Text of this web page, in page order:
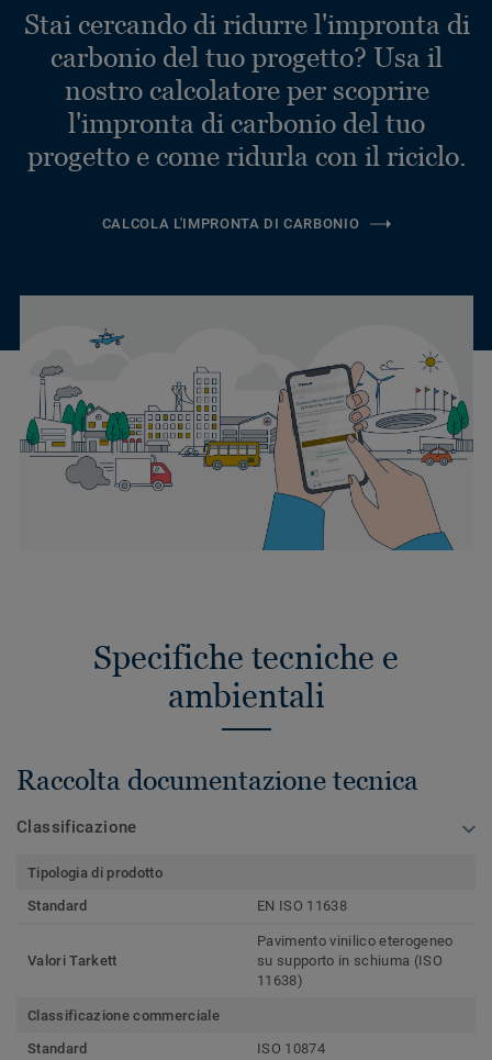
Stai cercando di ridurre l'impronta di
carbonio del tuo progetto? Usa il
nostro calcolatore per scoprire
l'impronta di carbonio del tuo
progetto e come ridurla con il riciclo.
CALCOLA L'IMPRONTA DI CARBONIO
Specifiche tecniche e
ambientali
Raccolta documentazione tecnica
Classificazione
Tipologia di prodotto
Standard
EN ISO 11638
Valori Tarkett
Pavimento vinilico eterogeneo
su supporto in schiuma (ISO
11638)
Classificazione commerciale
Standard
ISO 10874